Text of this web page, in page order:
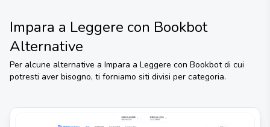
Impara a Leggere con Bookbot
Alternative
Per alcune alternative a Impara a Leggere con Bookbotdi cui
potresti aver bisogno, ti forniamo siti divisi per categoria.